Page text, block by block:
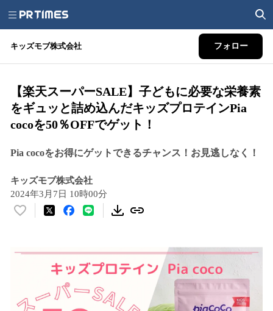
キッズモブ株式会社 フォロー
【楽天スーパーSALE】子どもに必要な栄養素
をギュッと詰め込んだキッズプロテインPia
cocoを50％OFFでゲット！
Pia cocoをお得にゲットできるチャンス！お見逃しなく！
キッズモブ株式会社
2024年3月7日 10時00分
い
！
み